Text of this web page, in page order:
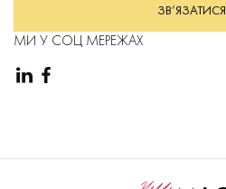
ЗВ’ЯЗАТИСЯ
МИ У СОЦ МЕРЕЖАХ